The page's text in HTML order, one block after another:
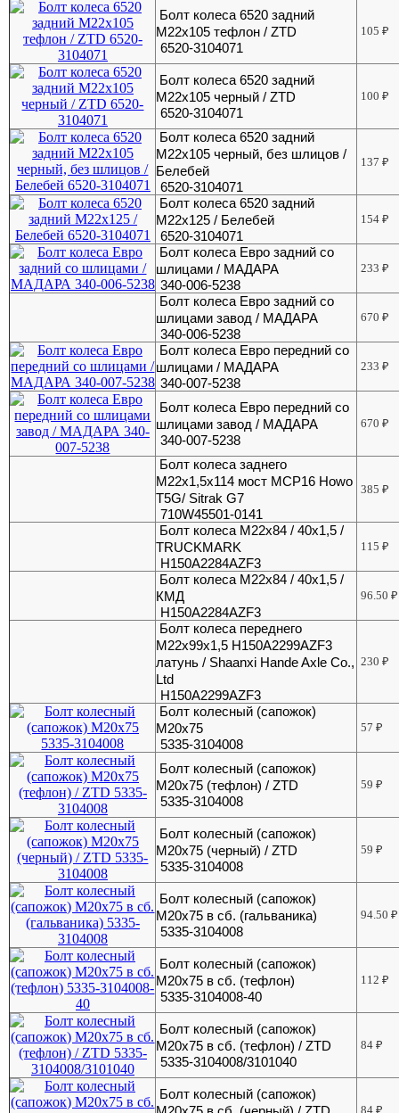
Болт колеса 6520 задний
М22х105 тефлон / ZTD
6520-3104071
105₽
Болт колеса 6520 задний
М22х105 черный / ZTD
6520-3104071
100₽
Болт колеса 6520 задний
М22х105 черный, без шлицов /
Белебей
6520-3104071
137₽
Болт колеса 6520 задний
М22х125 / Белебей
6520-3104071
154₽
Болт колеса Евро задний со
шлицами / МАДАРА
340-006-5238
233₽
Болт колеса Евро задний со
шлицами завод / МАДАРА
340-006-5238
670₽
Болт колеса Евро передний со
шлицами / МАДАРА
340-007-5238
233₽
Болт колеса Евро передний со
шлицами завод / МАДАРА
340-007-5238
670₽
Болт колеса заднего
М22х1,5х114 мост MCP16 Howo
T5G/ Sitrak G7
710W45501-0141
385₽
Болт колеса М22х84 / 40х1,5 /
TRUCKMARK
H150A2284AZF3
115₽
Болт колеса М22х84 / 40х1,5 /
КМД
H150A2284AZF3
96.50₽
Болт колеса переднего
М22х99х1,5 H150A2299AZF3
латунь / Shaanxi Hande Axle Co.,
Ltd
H150A2299AZF3
230₽
Болт колесный (сапожок)
М20х75
5335-3104008
57₽
Болт колесный (сапожок)
М20х75 (тефлон) / ZTD
5335-3104008
59₽
Болт колесный (сапожок)
М20х75 (черный) / ZTD
5335-3104008
59₽
Болт колесный (сапожок)
М20х75 в сб. (гальваника)
5335-3104008
94.50₽
Болт колесный (сапожок)
М20х75 в сб. (тефлон)
5335-3104008-40
112₽
Болт колесный (сапожок)
М20х75 в сб. (тефлон) / ZTD
5335-3104008/3101040
84₽
Болт колесный (сапожок)
84₽